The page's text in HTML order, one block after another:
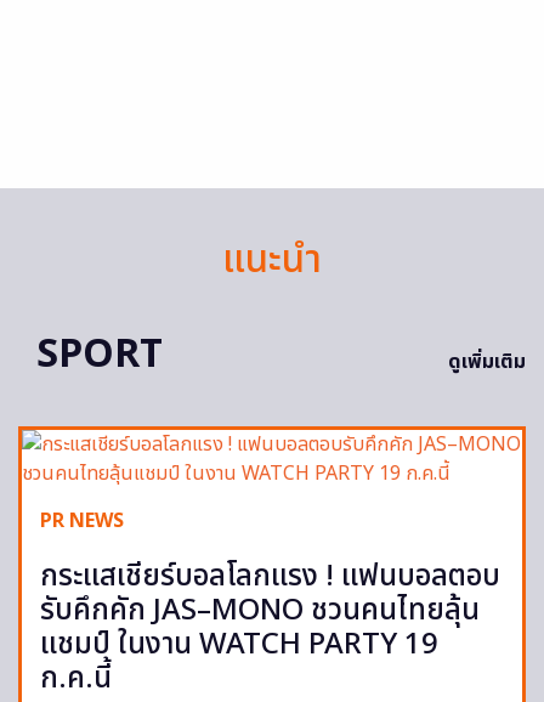
แนะนำ
SPORT
ดูเพิ่มเติม
PR NEWS
กระแสเชียร์บอลโลกแรง ! แฟนบอลตอบ
รับคึกคัก JAS–MONO ชวนคนไทยลุ้น
แชมป์ ในงาน WATCH PARTY 19
ก.ค.นี้